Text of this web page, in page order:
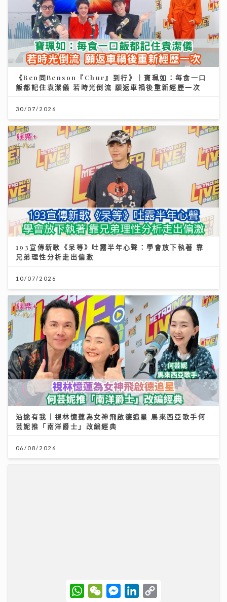
《Ben同Benson『Chur』到行》｜寶珮如：每食一口
飯都記住袁潔儀 若時光倒流 願返車禍後重新經歷一次
30/07/2026
193宣傳新歌《呆等》吐露半年心聲：學會放下執著 靠
兄弟理性分析走出偏激
10/07/2026
沿途有我｜視林憶蓮為女神飛啟德追星 馬來西亞歌手何
芸妮推「南洋爵士」改編經典
06/08/2026
W
h
W
e
M
e
L